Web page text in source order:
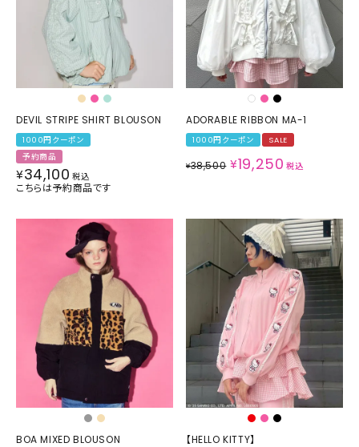
DEVIL STRIPE SHIRT BLOUSON
1000円クーポン
予約商品
¥34,100 税込
こちらは予約商品です
ADORABLE RIBBON MA-1
1000円クーポン SALE
¥38,500 ¥19,250 税込
BOA MIXED BLOUSON
【HELLO KITTY】